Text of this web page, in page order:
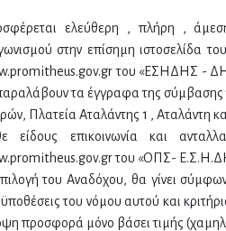
ελεύθερη , πλήρη ,
στην επίσημη ιστοσελίδα
του «ΕΣΗΔΗΣ -
τα έγγραφα της
Πλατεία Αταλάντης 1 , Αταλάντη
είδους επικοινωνία και
του «ΟΠΣ-
του Αναδόχου, θα γίνει
του νόμου αυτού και
προσφορά μόνο βάσει τιμής